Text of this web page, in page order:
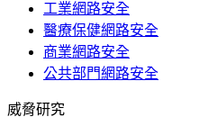
工業網路安全
醫療保健網路安全
商業網路安全
公共部門網路安全
威脅研究